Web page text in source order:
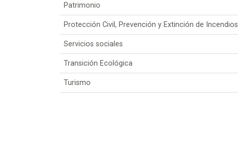
Patrimonio
Protección Civil, Prevención y Extinción de Incendios
Servicios sociales
Transición Ecológica
Turismo